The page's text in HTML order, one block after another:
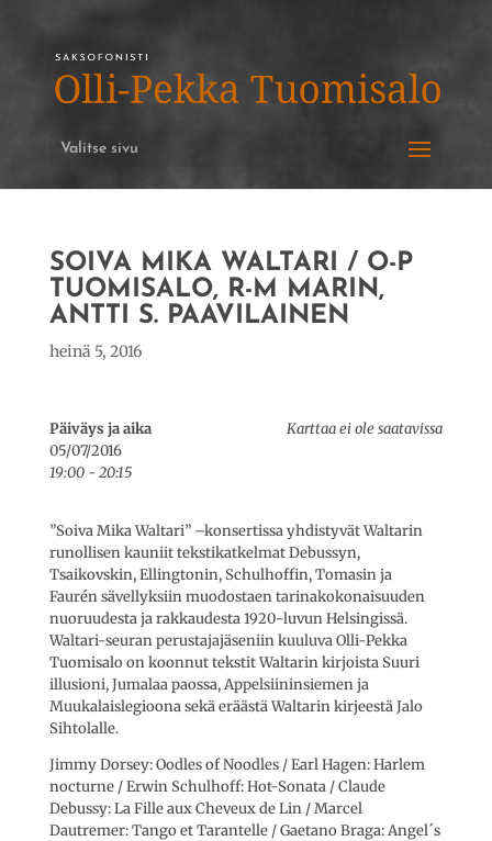
Valitse sivu
SOIVA MIKA WALTARI / O-P
TUOMISALO, R-M MARIN,
ANTTI S. PAAVILAINEN
heinä 5, 2016
Karttaa ei ole saatavissa
Päiväys ja aika
05/07/2016
19:00 - 20:15
”Soiva Mika Waltari” –konsertissa yhdistyvät Waltarin
runollisen kauniit tekstikatkelmat Debussyn,
Tsaikovskin, Ellingtonin, Schulhoffin, Tomasin ja
Faurén sävellyksiin muodostaen tarinakokonaisuuden
nuoruudesta ja rakkaudesta 1920-luvun Helsingissä.
Waltari-seuran perustajajäseniin kuuluva Olli-Pekka
Tuomisalo on koonnut tekstit Waltarin kirjoista Suuri
illusioni, Jumalaa paossa, Appelsiininsiemen ja
Muukalaislegioona sekä eräästä Waltarin kirjeestä Jalo
Sihtolalle.
Jimmy Dorsey: Oodles of Noodles / Earl Hagen: Harlem
nocturne / Erwin Schulhoff: Hot-Sonata / Claude
Debussy: La Fille aux Cheveux de Lin / Marcel
Dautremer: Tango et Tarantelle / Gaetano Braga: Angel´s